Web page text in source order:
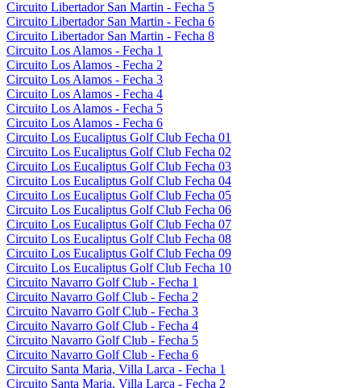
Circuito Libertador San Martin - Fecha 5
Circuito Libertador San Martin - Fecha 6
Circuito Libertador San Martin - Fecha 8
Circuito Los Alamos - Fecha 1
Circuito Los Alamos - Fecha 2
Circuito Los Alamos - Fecha 3
Circuito Los Alamos - Fecha 4
Circuito Los Alamos - Fecha 5
Circuito Los Alamos - Fecha 6
Circuito Los Eucaliptus Golf Club Fecha 01
Circuito Los Eucaliptus Golf Club Fecha 02
Circuito Los Eucaliptus Golf Club Fecha 03
Circuito Los Eucaliptus Golf Club Fecha 04
Circuito Los Eucaliptus Golf Club Fecha 05
Circuito Los Eucaliptus Golf Club Fecha 06
Circuito Los Eucaliptus Golf Club Fecha 07
Circuito Los Eucaliptus Golf Club Fecha 08
Circuito Los Eucaliptus Golf Club Fecha 09
Circuito Los Eucaliptus Golf Club Fecha 10
Circuito Navarro Golf Club - Fecha 1
Circuito Navarro Golf Club - Fecha 2
Circuito Navarro Golf Club - Fecha 3
Circuito Navarro Golf Club - Fecha 4
Circuito Navarro Golf Club - Fecha 5
Circuito Navarro Golf Club - Fecha 6
Circuito Santa Maria, Villa Larca - Fecha 1
Circuito Santa Maria, Villa Larca - Fecha 2